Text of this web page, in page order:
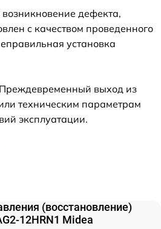
дефекта,
с качеством проведенного
установка
выход из
техническим параметрам
эксплуатации.
(восстановление)
12HRN1 Midea